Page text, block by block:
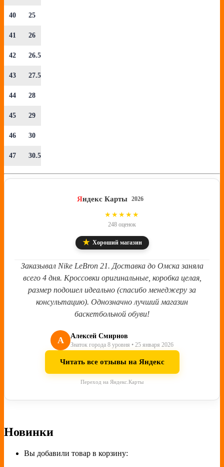
40 25
41 26
42 26.5
43 27.5
44 28
45 29
46 30
47 30.5
Яндекс Карты 2026
★★★★★
248 оценок
★ Хороший магазин
Заказывал Nike LeBron 21. Доставка до Омска заняла
всего 4 дня. Кроссовки оригинальные, коробка целая,
размер подошел идеально (спасибо менеджеру за
консультацию). Однозначно лучший магазин
баскетбольной обуви!
А Алексей Смирнов
Знаток города 8 уровня • 25 января 2026
Читать все отзывы на Яндекс
Переход на Яндекс.Карты
Новинки
Вы добавили товар в корзину: